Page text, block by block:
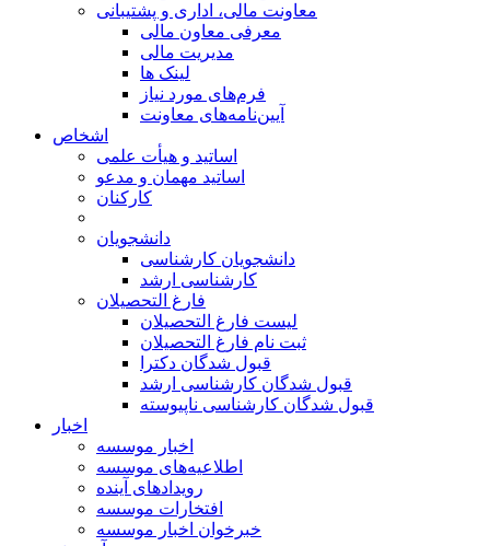
معاونت مالی، اداری و پشتیبانی
معرفی معاون مالی
مدیریت مالی
لینک ها
فرم‌های مورد نیاز
آیین‌نامه‌های معاونت
اشخاص
اساتید و هیأت علمی
اساتید مهمان و مدعو
کارکنان
دانشجویان
دانشجویان کارشناسی
کارشناسی ارشد
فارغ التحصیلان
لیست فارغ التحصیلان
ثبت نام فارغ التحصیلان
قبول شدگان دکترا
قبول شدگان کارشناسی ارشد
قبول شدگان کارشناسی ناپیوسته
اخبار
اخبار موسسه
اطلاعیه‌های موسسه
رویدادهای آینده
افتخارات موسسه
خبرخوان اخبار موسسه